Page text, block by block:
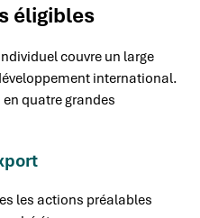
éligibles
couvre un large
international.
quatre grandes
les actions préalables